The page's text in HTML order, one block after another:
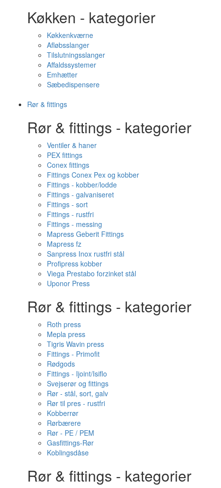
Køkken - kategorier
Køkkenkværne
Afløbsslanger
Tilslutningsslanger
Affaldssystemer
Emhætter
Sæbedispensere
Rør & fittings
Rør & fittings - kategorier
Ventiler & haner
PEX fittings
Conex fittings
Fittings Conex Pex og kobber
Fittings - kobber/lodde
Fittings - galvaniseret
Fittings - sort
Fittings - rustfri
Fittings - messing
Mapress Geberit Fittings
Mapress fz
Sanpress Inox rustfri stål
Profipress kobber
Viega Prestabo forzinket stål
Uponor Press
Rør & fittings - kategorier
Roth press
Mepla press
Tigris Wavin press
Fittings - Primofit
Rødgods
Fittings - Ijoint/Isiflo
Svejserør og fittings
Rør - stål, sort, galv
Rør til pres - rustfri
Kobberrør
Rørbærere
Rør - PE / PEM
Gasfittings-Rør
Koblingsdåse
Rør & fittings - kategorier